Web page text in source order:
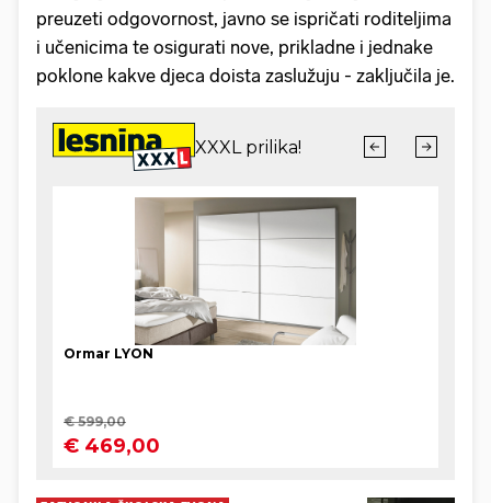
preuzeti odgovornost, javno se ispričati roditeljima
i učenicima te osigurati nove, prikladne i jednake
poklone kakve djeca doista zaslužuju - zaključila je.